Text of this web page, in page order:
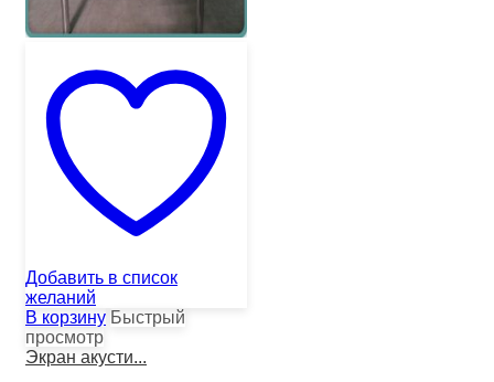
Добавить в список
желаний
В корзину Быстрый
просмотр
Экран акусти...